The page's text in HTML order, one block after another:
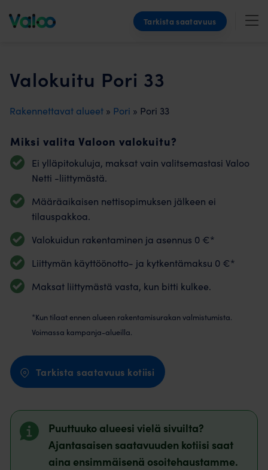
Tarkista saatavuus
Valokuitu Pori 33
Rakennettavat alueet » Pori » Pori 33
Miksi valita Valoon valokuitu?
Ei ylläpitokuluja, maksat vain valitsemastasi Valoo
Netti -liittymästä.
Määräaikaisen nettisopimuksen jälkeen ei
tilauspakkoa.
Valokuidun rakentaminen ja asennus 0 €*
Liittymän käyttöönotto- ja kytkentämaksu 0 €*
Maksat liittymästä vasta, kun bitti kulkee.
*Kun tilaat ennen alueen rakentamisurakan valmistumista.
Voimassa kampanja-alueilla.
Tarkista saatavuus kotiisi
Puuttuuko alueesi vielä sivuilta?
Ajantasaisen saatavuuden kotiisi saat
aina ensimmäisenä osoitehaustamme.